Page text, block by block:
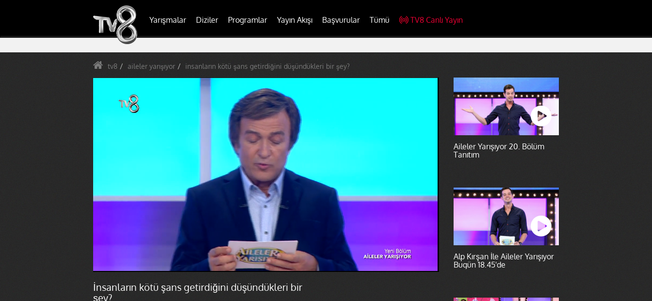
Yarışmalar Diziler Programlar Yayın Akışı Başvurular Tümü TV8 Canlı Yayın
tv8 aileler yarışıyor insanların kötü şans getirdiğini düşündükleri bir şey?
İnsanların kötü şans getirdiğini düşündükleri bir
şey?
Aileler Yarışıyor 20. Bölüm
Tanıtım
Alp Kırşan İle Aileler Yarışıyor
Bugün 18.45'de